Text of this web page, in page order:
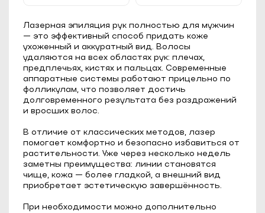
Лазерная эпиляция рук полностью для мужчин
— это эффективный способ придать коже
ухоженный и аккуратный вид. Волосы
удаляются на всех областях рук: плечах,
предплечьях, кистях и пальцах. Современные
аппаратные системы работают прицельно по
фолликулам, что позволяет достичь
долговременного результата без раздражений
и вросших волос.
В отличие от классических методов, лазер
помогает комфортно и безопасно избавиться от
растительности. Уже через несколько недель
заметны преимущества: линии становятся
чище, кожа — более гладкой, а внешний вид
приобретает эстетическую завершённость.
При необходимости можно дополнительно